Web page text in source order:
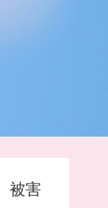
被害